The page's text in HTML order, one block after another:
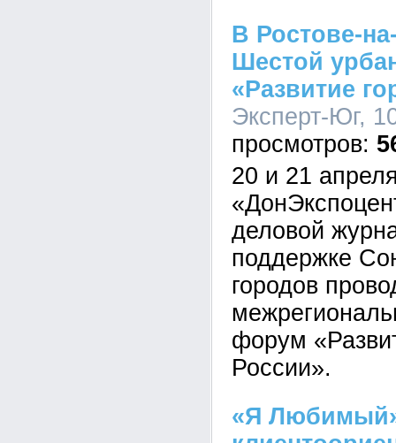
В Ростове-
Шестой
«Развитие
Эксперт-Юг,
20 и 21
деловой
поддержке
городов
форум
России».
«Я